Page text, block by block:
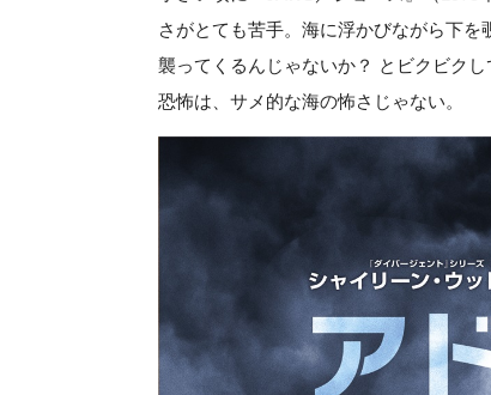
さがとても苦手。海に浮かびながら下
襲ってくるんじゃないか？ とビクビク
恐怖は、サメ的な海の怖さじゃない。